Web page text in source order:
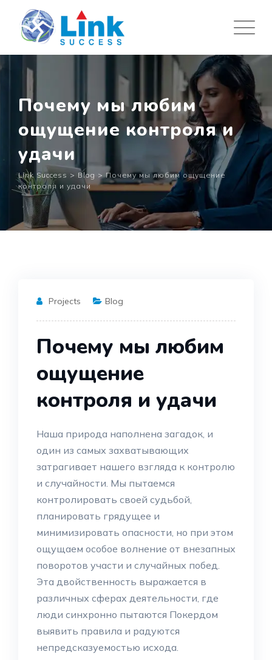
content
Почему мы любим
ощущение контроля и
удачи
Link Success > Blog >Почему мы любим ощущение
контроля и удачи
Projects Blog
Почему мы любим
ощущение
контроля и удачи
Наша природа наполнена загадок, и
один из самых захватывающих
затрагивает нашего взгляда к контролю
и случайности. Мы пытаемся
контролировать своей судьбой,
планировать грядущее и
минимизировать опасности, но при этом
ощущаем особое волнение от внезапных
поворотов участи и случайных побед.
Эта двойственность выражается в
различных сферах деятельности, где
люди синхронно пытаются Покердом
выявить правила и радуются
непредсказуемостью исхода.